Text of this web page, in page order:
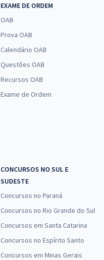
EXAME DE ORDEM
OAB
Prova OAB
Calendário OAB
Questões OAB
Recursos OAB
Exame de Ordem
CONCURSOS NO SUL E
SUDESTE
Concursos no Paraná
Concursos no Rio Grande do Sul
Concursos em Santa Catarina
Concursos no Espírito Santo
Concursos em Minas Gerais